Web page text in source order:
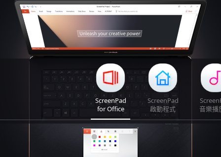
ScreenPad
for Office
ScreenPad
啟動程式
音樂播